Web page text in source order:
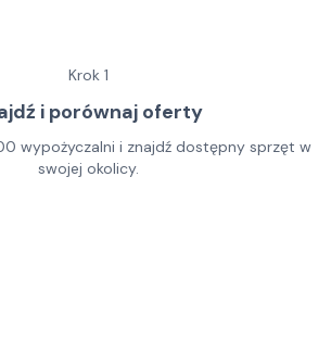
Krok 1
i porównaj oferty
wypożyczalni i znajdź dostępny sprzęt w
swojej okolicy.